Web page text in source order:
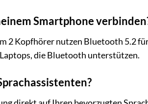
Smartphone
2 Kopfhörer nutzen Bluetooth 5.2
die Bluetooth unterstützen.